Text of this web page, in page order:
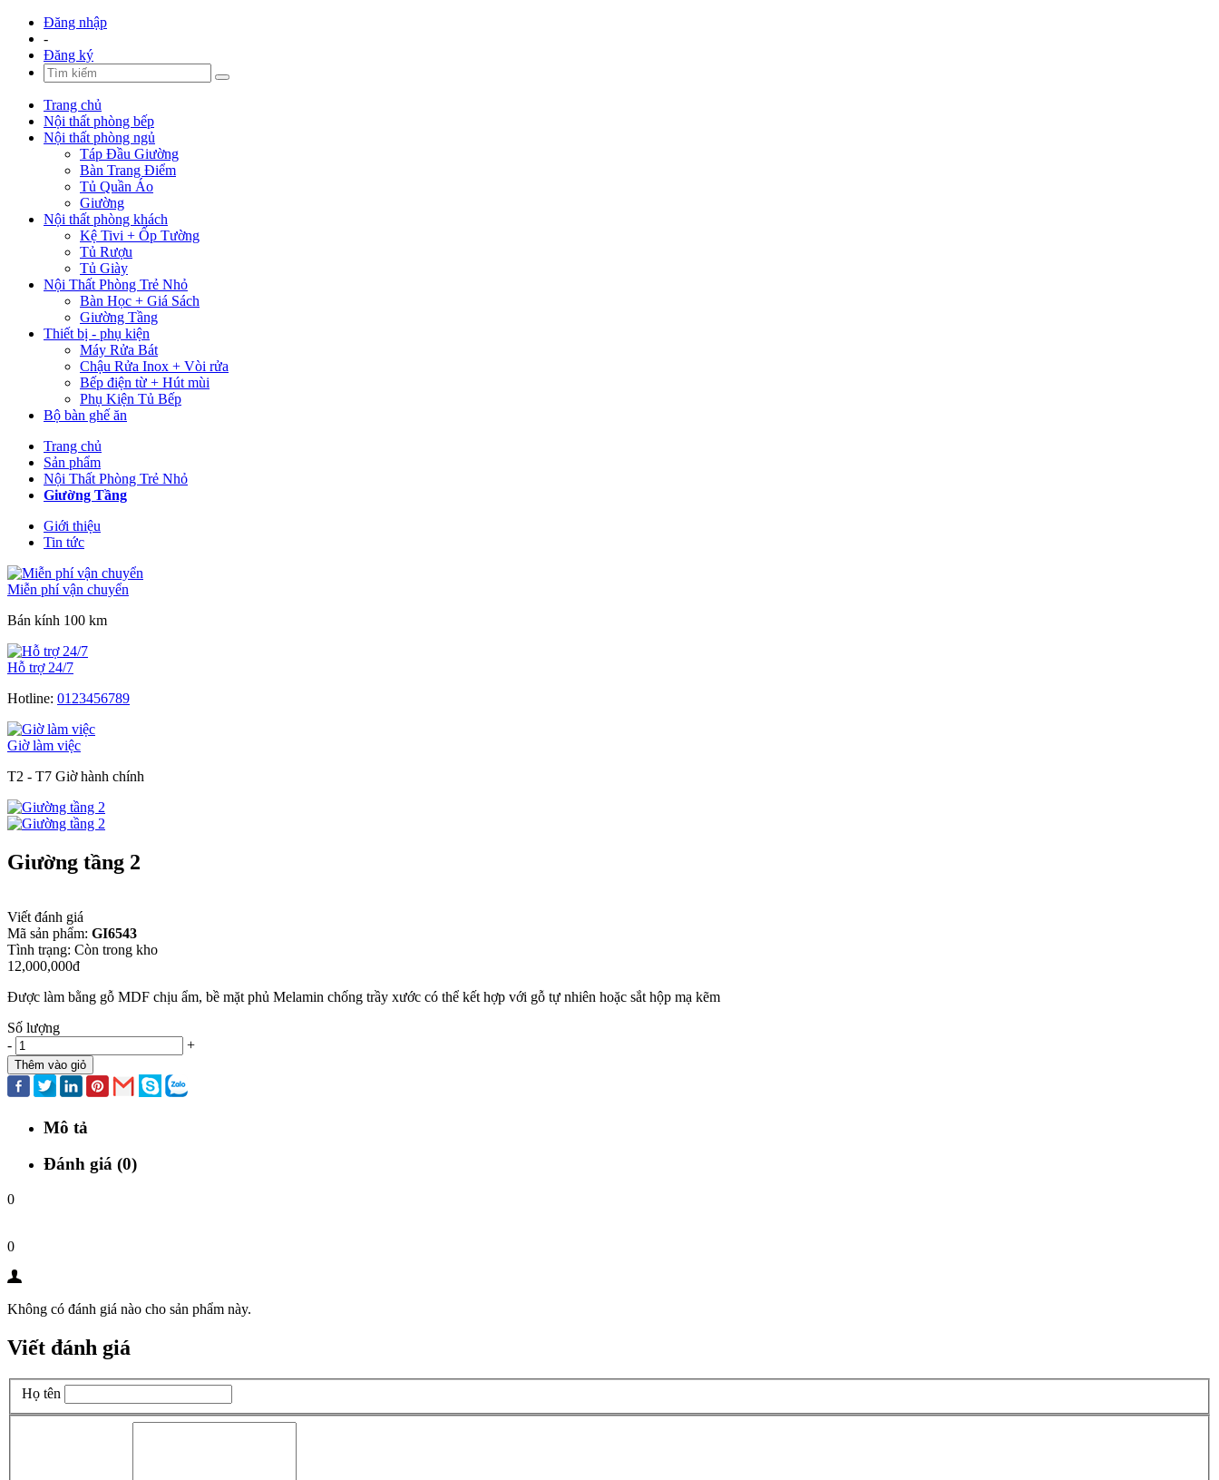
Đăng nhập
-
Đăng ký
Trang chủ
Nội thất phòng bếp
Nội thất phòng ngủ
Táp Đầu Giường
Bàn Trang Điểm
Tủ Quần Áo
Giường
Nội thất phòng khách
Kệ Tivi + Ốp Tường
Tủ Rượu
Tủ Giày
Nội Thất Phòng Trẻ Nhỏ
Bàn Học + Giá Sách
Giường Tầng
Thiết bị - phụ kiện
Máy Rửa Bát
Chậu Rửa Inox + Vòi rửa
Bếp điện từ + Hút mùi
Phụ Kiện Tủ Bếp
Bộ bàn ghế ăn
Trang chủ
Sản phẩm
Nội Thất Phòng Trẻ Nhỏ
Giường Tầng
Giới thiệu
Tin tức
Miễn phí vận chuyển
Bán kính 100 km
Hỗ trợ 24/7
Hotline: 0123456789
Giờ làm việc
T2 - T7 Giờ hành chính
Giường tầng 2
Viết đánh giá
Mã sản phẩm: GI6543
Tình trạng: Còn trong kho
12,000,000đ
Được làm bằng gỗ MDF chịu ẩm, bề mặt phủ Melamin chống trầy xước có thể kết hợp với gỗ tự nhiên hoặc sắt hộp mạ kẽm
Số lượng
-
+
Thêm vào giỏ
Mô tả
Đánh giá (0)
0
0
Không có đánh giá nào cho sản phẩm này.
Viết đánh giá
Họ tên